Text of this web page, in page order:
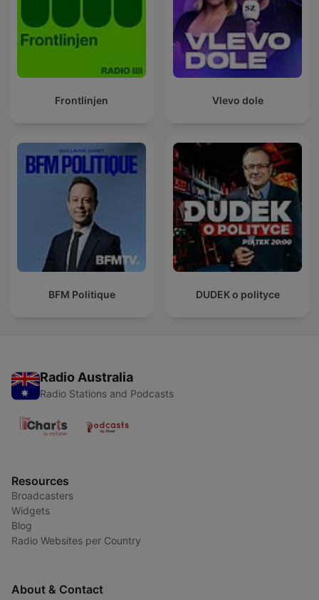
Frontlinjen Vlevo dole
BFM Politique DUDEK o polityce
Radio Australia
Radio Stations and Podcasts
Resources
Broadcasters
Widgets
Blog
Radio Websites per Country
About & Contact